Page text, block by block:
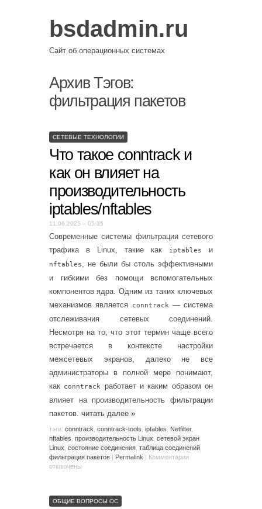
bsdadmin.ru
Сайт об операционных системах
Архив Тэгов:
фильтрация пакетов
СЕТЕВЫЕ ТЕХНОЛОГИИ
Что такое conntrack и
как он влияет на
производительность
iptables/nftables
11.06.2025 – 05:35
Современные системы фильтрации сетевого
трафика в Linux, такие как
iptables и
nftables, не были бы столь эффективными
и гибкими без помощи вспомогательных
компонентов ядра. Одним из таких ключевых
механизмов является
conntrack— система
отслеживания сетевых соединений.
Несмотря на то, что этот термин чаще всего
встречается в контексте настройки
межсетевых экранов, далеко не все
администраторы в полной мере понимают,
как conntrack работает и каким образом он
влияет на производительность фильтрации
пакетов. читать далее »
тэги: conntrack conntrack-tools iptables Netfilter,
nftables производительность Linux сетевой экран
Linux состояние соединения таблица соединений
фильтрация пакетов | Permalink | Комментарии
отключены
ОБЩИЕ ВОПРОСЫ ОС